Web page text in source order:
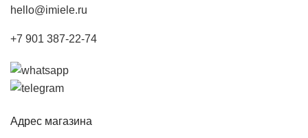
hello@imiele.ru
+7 901 387-22-74
Адрес магазина